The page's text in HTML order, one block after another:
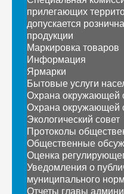
прилегающих
допускается
продукции
Маркировка товаров
Информация
Ярмарки
Бытовые услуги
Охрана окружающей
Охрана окружающей
Экологический совет
Протоколы
Общественные
Оценка
Уведомления о
муниципального
Отчеты главы